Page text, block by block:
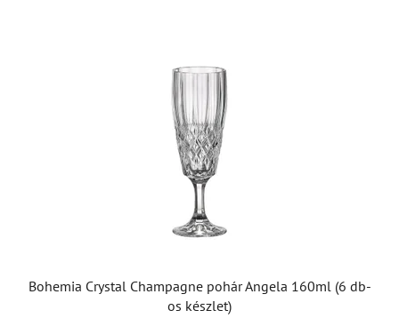
Bohemia Crystal Champagne pohár Angela 160ml (6 db-
os készlet)